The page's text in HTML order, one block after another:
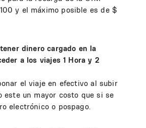
y el máximo posible es de $
dinero cargado en la
a los viajes 1 Hora y 2
el viaje en efectivo al subir
este un mayor costo que si se
electrónico o pospago.